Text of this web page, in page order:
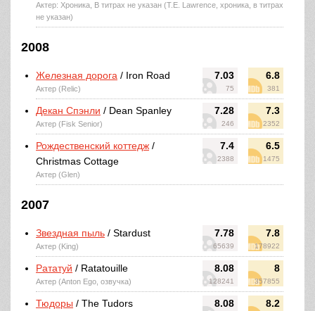
Актер: Хроника, В титрах не указан (T.E. Lawrence, хроника, в титрах
не указан)
2008
7.03
75
6.8
381
Железная дорога / Iron Road
Актер (Relic)
7.28
246
7.3
2352
Декан Спэнли / Dean Spanley
Актер (Fisk Senior)
7.4
2388
6.5
1475
Рождественский коттедж /
Christmas Cottage
Актер (Glen)
2007
7.78
65639
7.8
178922
Звездная пыль / Stardust
Актер (King)
8.08
128241
8
357855
Рататуй / Ratatouille
Актер (Anton Ego, озвучка)
8.08 8.2
Тюдоры / The Tudors